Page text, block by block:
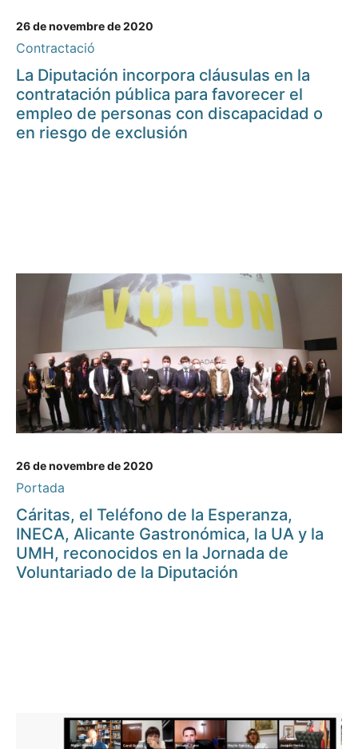
26 de novembre de 2020
Contractació
La Diputación incorpora cláusulas en la
contratación pública para favorecer el
empleo de personas con discapacidad o
en riesgo de exclusión
26 de novembre de 2020
Portada
Cáritas, el Teléfono de la Esperanza,
INECA, Alicante Gastronómica, la UA y la
UMH, reconocidos en la Jornada de
Voluntariado de la Diputación